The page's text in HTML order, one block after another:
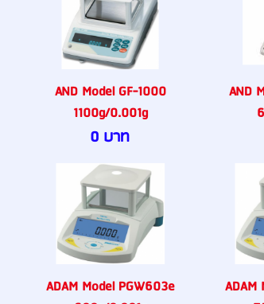
AND Model GF-1000
1100g/0.001g
0 บาท
AND
ADAM Model PGW603e
ADAM